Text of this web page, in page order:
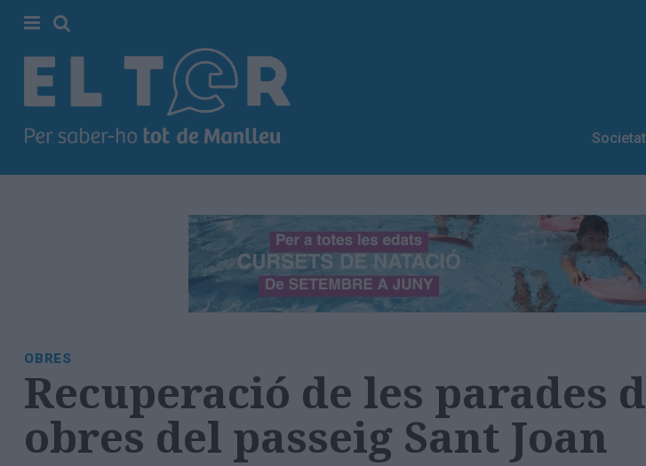
Manlleu
Totes
notícies
Societat
OBRES
Recuperació de les parades
obres del passeig Sant Joan